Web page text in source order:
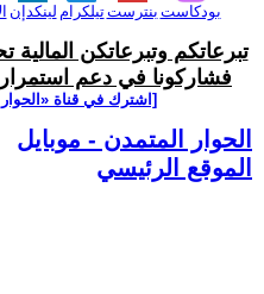
لينكدإن تيلكرامبنترست بودكاست
تبرعاتكم وتبرعاتكن
فشاركونا في دعم
[اشترك في قناة
الحوار المتمدن - موبايل
الموقع الرئيسي